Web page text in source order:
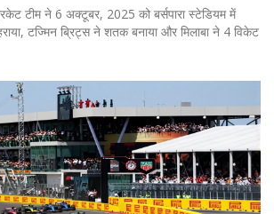
टीम ने 6 अक्टूबर, 2025 को बर्सपारा स्टेडियम में
टज्मिन ब्रिट्स ने शतक बनाया और मिलाबा ने 4 विकेट